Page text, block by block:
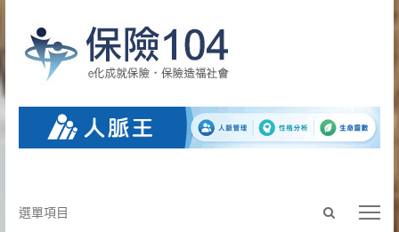
Open
search
選
選單項目